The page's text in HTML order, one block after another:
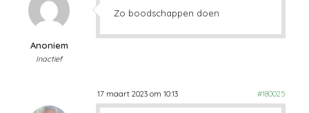
Anoniem
Inactief
Zo boodschappen doen
17 maart 2023 om 10:13 #180025